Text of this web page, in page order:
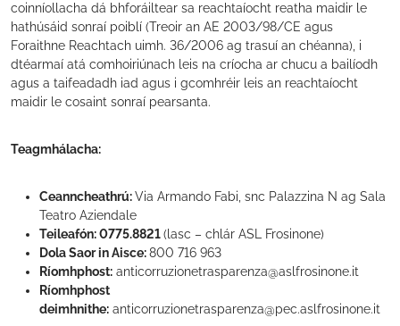
coinníollacha dá bhforáiltear sa reachtaíocht reatha maidir le
hathúsáid sonraí poiblí (Treoir an AE 2003/98/CE agus
Foraithne Reachtach uimh. 36/2006 ag trasuí an chéanna), i
dtéarmaí atá comhoiriúnach leis na críocha ar chucu a bailíodh
agus a taifeadadh iad agus i gcomhréir leis an reachtaíocht
maidir le cosaint sonraí pearsanta.
Teagmhálacha:
Ceanncheathrú:Via Armando Fabi, snc Palazzina N ag Sala
Teatro Aziendale
Teileafón: 0775.8821(lasc – chlár ASL Frosinone)
Dola Saor in Aisce:800 716 963
Ríomhphost: anticorruzionetrasparenza@aslfrosinone.it
Ríomhphost
deimhnithe: anticorruzionetrasparenza@pec.aslfrosinone.it